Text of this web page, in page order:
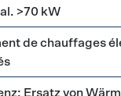
>70 kW
de chauffages
Ersatz von